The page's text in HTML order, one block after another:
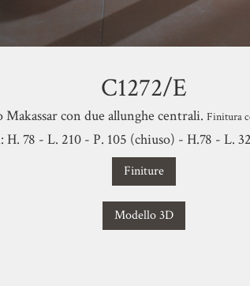
C1272/E
con due allunghe centrali. Finitura
78 - L. 210 - P. 105 (chiuso) - H.78 - L.
Finiture
Modello 3D